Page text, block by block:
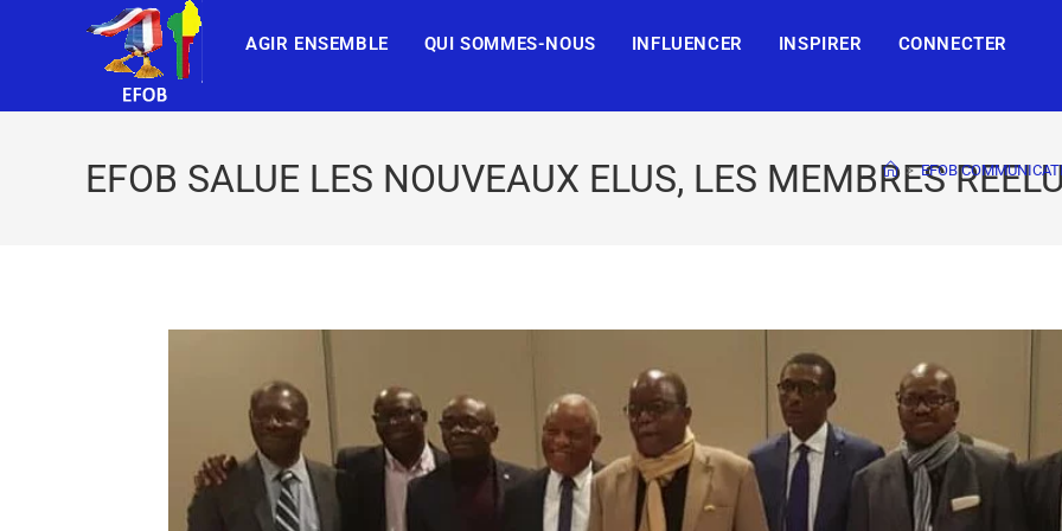
AGIR ENSEMBLE QUI SOMMES-NOUS INFLUENCER INSPIRER CONNECTER
EFOB SALUE LES NOUVEAUX ELUS, LES MEMBRES
> EFOB